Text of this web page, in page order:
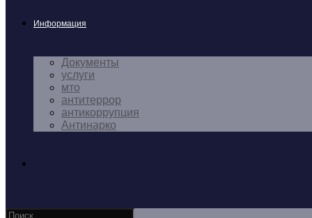
Информация
Документы
услуги
мто
антитеррор
антикоррупция
Антинарко
Поиск